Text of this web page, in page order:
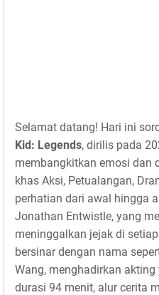
Selamat datang! Hari ini
Kid: Legends, dirilis pada
membangkitkan emosi dan
khas Aksi, Petualangan,
perhatian dari awal hingga
Jonathan Entwistle, yang
meninggalkan jejak di
bersinar dengan nama
Wang, menghadirkan akting
durasi 94 menit, alur cerita